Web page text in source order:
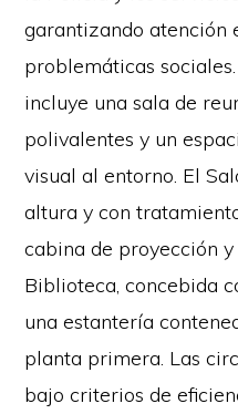
garantizando atención
problemáticas
incluye una sala de
polivalentes y un
visual al entorno. El
altura y con
cabina de proyección
Biblioteca, concebida
una estantería
planta primera. Las
bajo criterios de